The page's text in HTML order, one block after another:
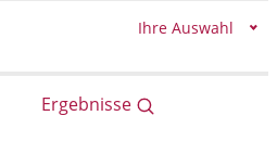
Ihre Auswahl
Ergebnisse